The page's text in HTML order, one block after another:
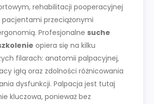
rehabilitacji pooperacyjnej
pacjentami przeciążonymi
Profesjonalne suche
opiera się na kilku
filarach: anatomii palpacyjnej,
igłą oraz zdolności różnicowania
dysfunkcji. Palpacja jest tutaj
kluczowa, ponieważ bez